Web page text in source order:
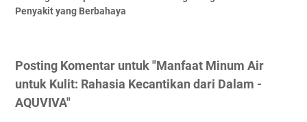
Penyakit yang Berbahaya
Posting Komentar untuk "Manfaat Minum Air
untuk Kulit: Rahasia Kecantikan dari Dalam -
AQUVIVA"